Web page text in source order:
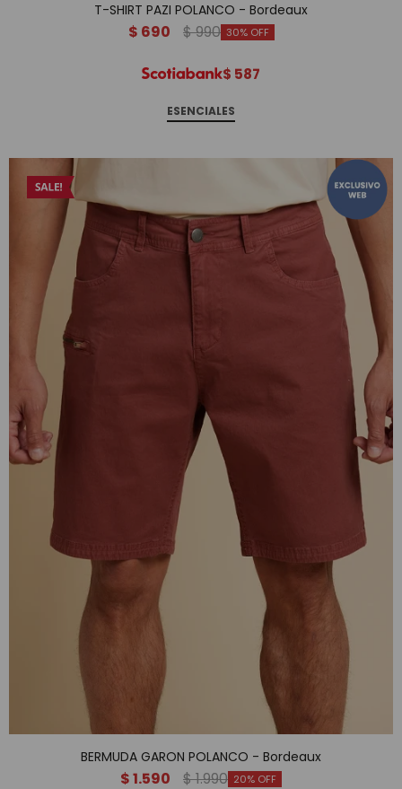
T-SHIRT PAZI POLANCO - Bordeaux
$ 690 $990 30
$ 587
ESENCIALES
BERMUDA GARON POLANCO - Bordeaux
$1.590 $1.990 20